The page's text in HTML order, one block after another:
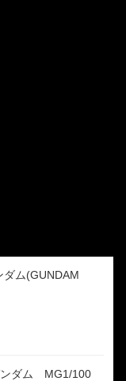
ム(GUNDAM
ンダム MG1/100